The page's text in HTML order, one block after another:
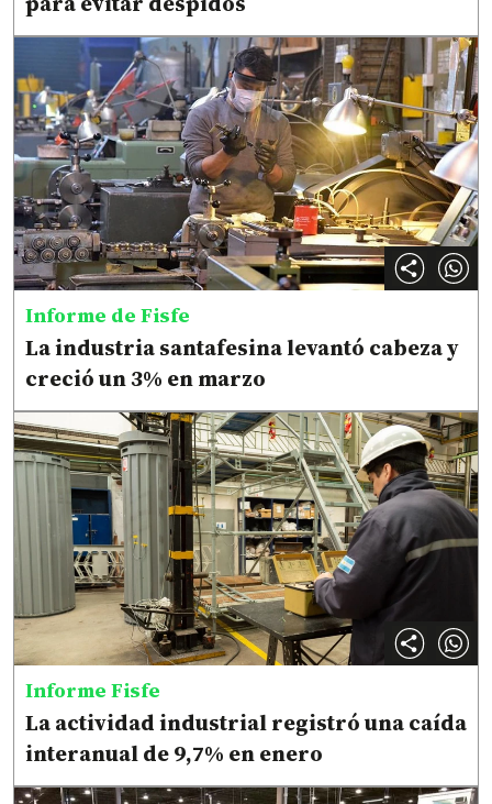
Informe de Fisfe
La industria santafesina levantó cabeza y
creció un 3% en marzo
Informe Fisfe
La actividad industrial registró una caída
interanual de 9,7% en enero